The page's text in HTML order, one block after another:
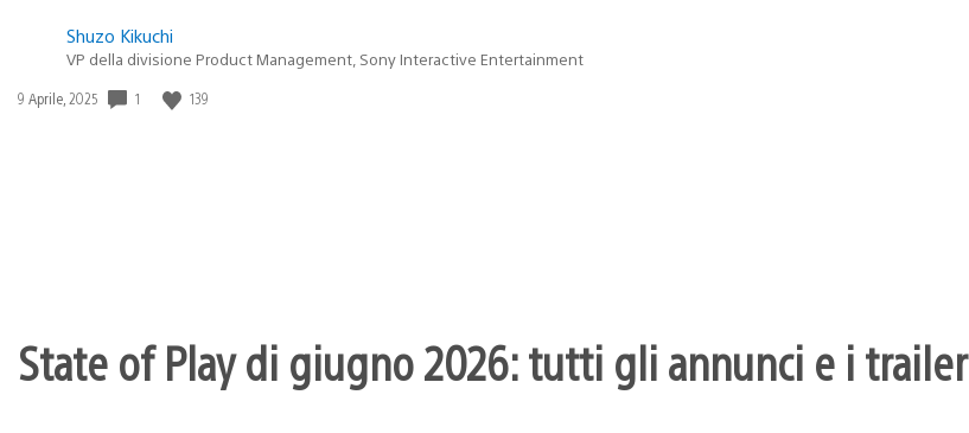
Shuzo Kikuchi
VP della divisione Product Management, Sony Interactive Entertainment
Data
9 Aprile, 2025 1 139
State of Play di giugno 2026: tutti gli annunci e i trailer